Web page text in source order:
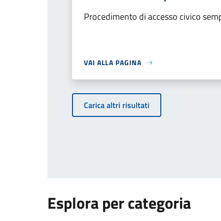
Procedimento di accesso civico
VAI ALLA PAGINA
Carica altri risultati
Esplora per categoria